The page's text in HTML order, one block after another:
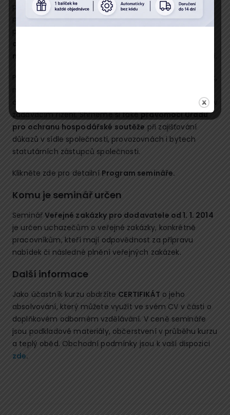
při vyhledávání vhodných veřejných zakázek, jak
připravit nabídku, která splní veškeré zákonné
dodavatele a důvody pro vyloučení uchazečů z účasti v
zadávacím řízení. Shrneme si taképravomoci Úřadu
pro ochranu hospodářské soutěže při zajišťování
důkazů v sídle společnosti, provozovnách i bytech
statutárních zástupců společnosti.
Klikněte zde pro detailní Program semináře.
Komu je seminář určen
SeminářVeřejné zakázky pro dodavatele od 1. 1. 2014
je určen uchazečům o veřejné zakázky, konkrétně
pracovníkům, kteří mají odpovědnost za přípravu
nabídek či následné plnění veřejných zakázek.
Další informace
Jako účastník kurzu obdržíte CERTIFIKÁT o jeho
absolvování, který můžete využít ve svém CV v části o
doplňkovém odborném vzdělávání. V ceně semináře
jsou podkladové materiály, občerstvení v průběhu kurzu
a teplý oběd. Obchodní podmínky jsou k vaší dispozici
zde.